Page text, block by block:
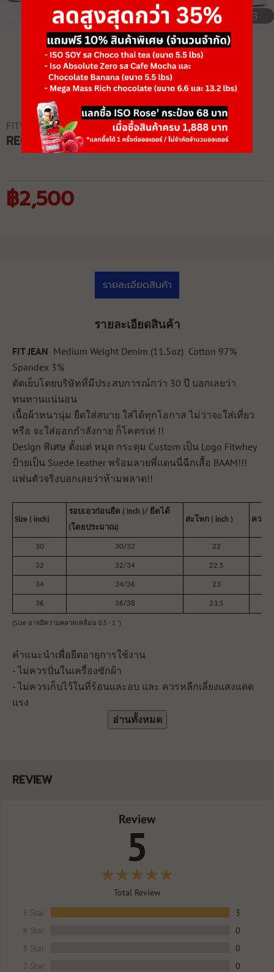
1/3
FITWHEY
REGULAR FIT JEANS
฿2,500
รายละเอียดสินค้า
รายละเอียดสินค้า
FIT JEAN Medium Weight Denim (11.5oz) Cotton 97%
Spandex 3%
ตัดเย็บโดยบริษัทที่มีประสบการณ์กว่า 30 ปี บอกเลยว่า
ทนทานแน่นอน
เนื้อผ้าหนานุ่ม ยืดใส่สบาย ใส่ได้ทุกโอกาส ไม่ว่าจะใส่เที่ยว
หรือ จะใส่ออกกำลังกาย ก็โคตรเท่ !!
Design พิเศษ ตั้งแต่ หมุด กระดุม Custom เป็น Logo Fitwhey
​ป้ายเป็น Suede leather พร้อมลายพี่แดนนี่ฉีกเสื้อ BAAM!!!
แฟนตัวจริงบอกเลยว่าห้ามพลาด!!
Size ( inch)
รอบเอวก่อนยืด ( inch )/ ยืดได้
(โดยประมาณ)
สะโพก ( inch ) ความ
30 30/32 22
32 32/34 22.5
34 34/36 23
36 36/38 23.5
(Size อาจมีความคลาดเคลื่อน 0.5 - 1 ")
คำแนะนำเพื่อยืดอายุการใช้งาน
- ไม่ควรปั่นในเครื่องซักผ้า
- ไม่ควรเก็บไว้ในที่ร้อนและอบ และ ควรหลีกเลี่ยงแสงแดด
แรง
อ่านทั้งหมด
REVIEW
Review
5
Total Review
5 Star
3
4 Star
0
3 Star
0
2 Star
0